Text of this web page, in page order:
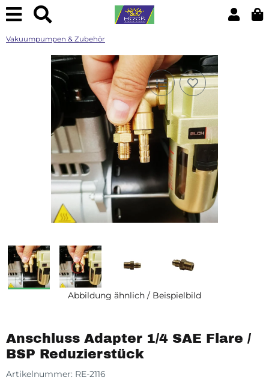
Vakuumpumpen & Zubehör
Abbildung ähnlich / Beispielbild
Anschluss Adapter 1/4 SAE Flare /
BSP Reduzierstück
Artikelnummer: RE-2116